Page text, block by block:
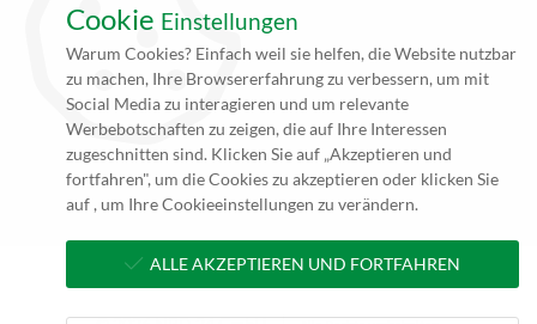
*Alle Angebote auf unseren Seiten gelten ausschließlich für
Gewerbetreibende. Alle Preisangaben auf unseren Seiten verstehen
sich daher (rein netto, zzgl. 19% MwSt.) und Versandkosten. Falls
nicht angegeben beträgt die Lieferzeit innerhalb Deutschlands ca. 4
bis 5 Werktage (5 bis 10 Werktage per Spedition) nach
Zahlungseingang und Erhalt der druckfertigen Daten.
**zzgl. Versandkosten
Cookie Einstellungen
Warum Cookies? Einfach weil sie helfen, die Website nutzbar
zu machen, Ihre Browsererfahrung zu verbessern, um mit
Social Media zu interagieren und um relevante
Werbebotschaften zu zeigen, die auf Ihre Interessen
zugeschnitten sind. Klicken Sie auf „Akzeptieren und
fortfahren", um die Cookies zu akzeptieren oder klicken Sie
auf , um Ihre Cookieeinstellungen zu verändern.
ALLE AKZEPTIEREN UND FORTFAHREN